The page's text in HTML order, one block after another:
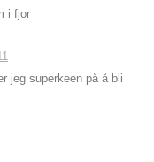
i fjor
jeg superkeen på å bli